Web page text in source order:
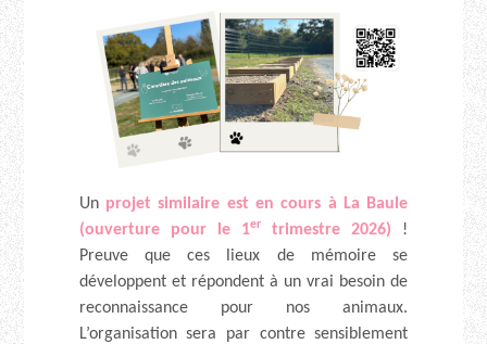
Un projet similaire est en cours à La Baule
(ouverture pour le 1er trimestre 2026) !
Preuve que ces lieux de mémoire se
développent et répondent à un vrai besoin de
reconnaissance pour nos animaux.
L’organisation sera par contre sensiblement